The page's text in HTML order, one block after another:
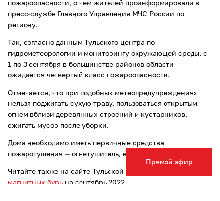
Прямой эфир
пожароопасности, о чем жителей проинформировали в
пресс-службе Главного Управления МЧС России по
региону.
Так, согласно данным Тульского центра по
гидрометеорологии и мониторингу окружающей среды, с
1 по 3 сентября в большинстве районов области
ожидается четвертый класс пожароопасности.
Отмечается, что при подобных метеопредупреждениях
нельзя поджигать сухую траву, пользоваться открытым
огнем вблизи деревянных строений и кустарников,
сжигать мусор после уборки.
Дома необходимо иметь первичные средства
пожаротушения — огнетушитель, емкость с водой и ведро.
Читайте также на сайте Тульской службы новостей
магнитных бурь на сентябрь 2022.